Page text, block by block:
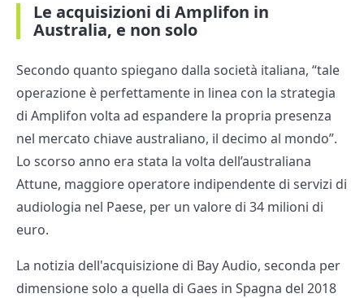
Le acquisizioni di Amplifon in
Australia, e non solo
Secondo quanto spiegano dalla società italiana, “tale
operazione è perfettamente in linea con la strategia
di Amplifon volta ad espandere la propria presenza
nel mercato chiave australiano, il decimo al mondo”.
Lo scorso anno era stata la volta dell’australiana
Attune, maggiore operatore indipendente di servizi di
audiologia nel Paese, per un valore di 34 milioni di
euro.
La notizia dell'acquisizione di Bay Audio, seconda per
dimensione solo a quella di Gaes in Spagna del 2018